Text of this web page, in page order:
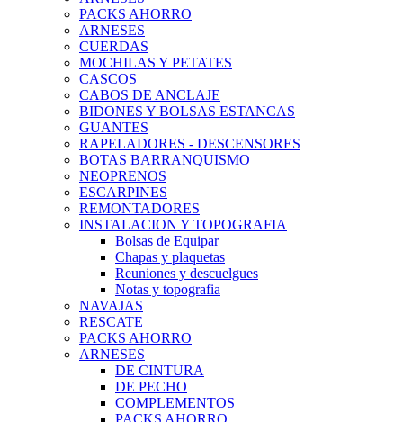
PACKS AHORRO
ARNESES
CUERDAS
MOCHILAS Y PETATES
CASCOS
CABOS DE ANCLAJE
BIDONES Y BOLSAS ESTANCAS
GUANTES
RAPELADORES - DESCENSORES
BOTAS BARRANQUISMO
NEOPRENOS
ESCARPINES
REMONTADORES
INSTALACION Y TOPOGRAFIA
Bolsas de Equipar
Chapas y plaquetas
Reuniones y descuelgues
Notas y topografia
NAVAJAS
RESCATE
PACKS AHORRO
ARNESES
DE CINTURA
DE PECHO
COMPLEMENTOS
PACKS AHORRO